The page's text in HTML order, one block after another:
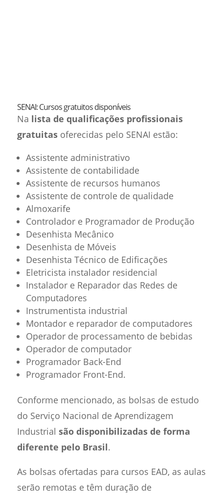
SENAI: Cursos gratuitos disponíveis
Na lista de qualificações profissionais
gratuitasoferecidas pelo SENAI estão:
Assistente administrativo
Assistente de contabilidade
Assistente de recursos humanos
Assistente de controle de qualidade
Almoxarife
Controlador e Programador de Produção
Desenhista Mecânico
Desenhista de Móveis
Desenhista Técnico de Edificações
Eletricista instalador residencial
Instalador e Reparador das Redes de
Computadores
Instrumentista industrial
Montador e reparador de computadores
Operador de processamento de bebidas
Operador de computador
Programador Back-End
Programador Front-End.
Conforme mencionado, as bolsas de estudo
do Serviço Nacional de Aprendizagem
Industrial são disponibilizadas de forma
diferente pelo Brasil.
As bolsas ofertadas para cursos EAD, as aulas
serão remotas e têm duração de